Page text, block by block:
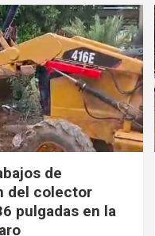
de
del colector
pulgadas en la